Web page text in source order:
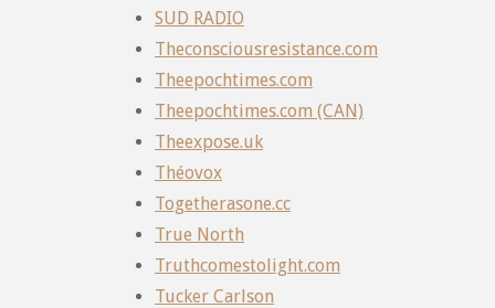
SUD RADIO
Theconsciousresistance.com
Theepochtimes.com
Theepochtimes.com (CAN)
Theexpose.uk
Théovox
Togetherasone.cc
True North
Truthcomestolight.com
Tucker Carlson